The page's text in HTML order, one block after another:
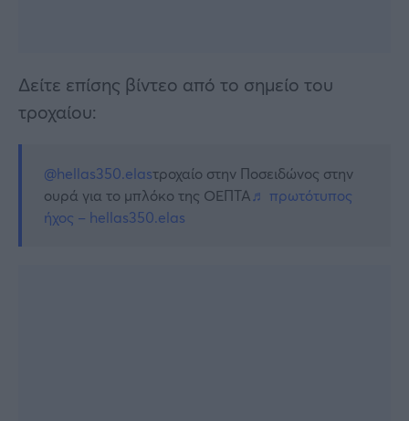
Δείτε επίσης βίντεο από το σημείο του
τροχαίου:
@hellas350.elasτροχαίο στην Ποσειδώνος στην
ουρά για το μπλόκο της ΟΕΠΤΑ♬ πρωτότυπος
ήχος – hellas350.elas